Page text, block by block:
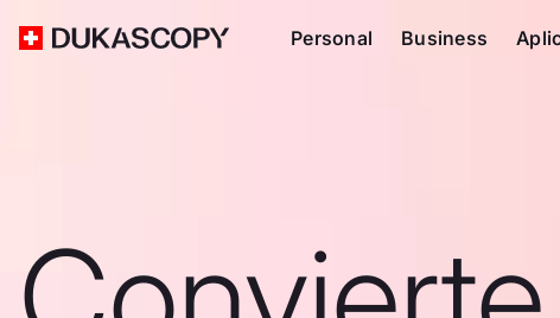
Personal Business